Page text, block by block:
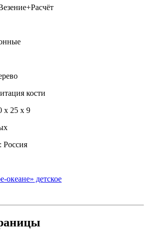
кости
x 25 x 9
Россия
детское